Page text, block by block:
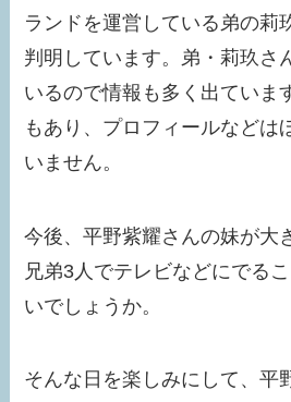
ランドを運営している弟の莉
判明しています。弟・莉玖さ
いるので情報も多く出ていま
もあり、プロフィールなどは
いません。
今後、平野紫耀さんの妹が大
兄弟3人でテレビなどにでる
いでしょうか。
そんな日を楽しみにして、平